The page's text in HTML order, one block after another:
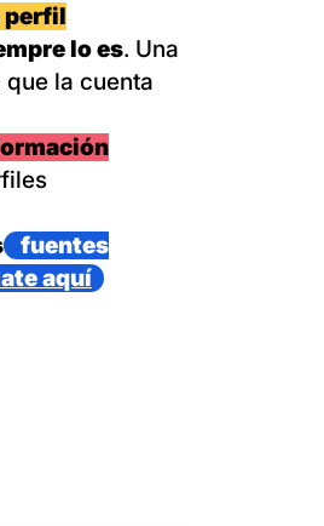
perfil
lo es. Una
la cuenta
fuentes
aquí